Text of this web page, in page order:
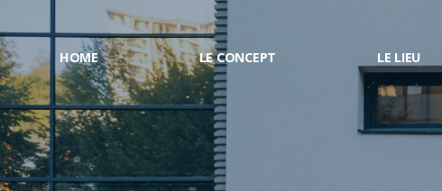
HOME LE CONCEPT LE LIEU